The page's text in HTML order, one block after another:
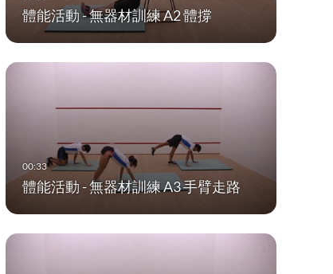
體能活動 - 無器材訓練 A2 體撐
體能活動 - 無器材訓練 A3 手臂走路